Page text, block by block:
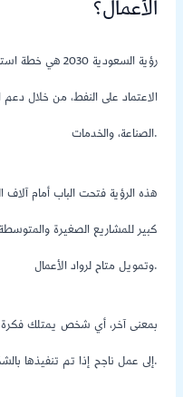
الأعمال؟
رؤية السعودية
الاعتماد على النفط، من خلال دعم
الصناعة، والخدمات.
هذه الرؤية فتحت الباب أمام
كبير للمشاريع الصغيرة
وتمويل متاح لرواد الأعمال.
بمعنى آخر، أي شخص يمتلك فكرة
إلى عمل ناجح إذا تم تنفيذها بالشكل الصحيح.